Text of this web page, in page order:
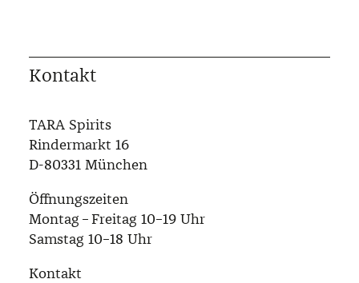
Kontakt
TARA Spirits
Rindermarkt 16
D-80331 München
Öffnungszeiten
Montag – Freitag 10–19 Uhr
Samstag 10–18 Uhr
Kontakt